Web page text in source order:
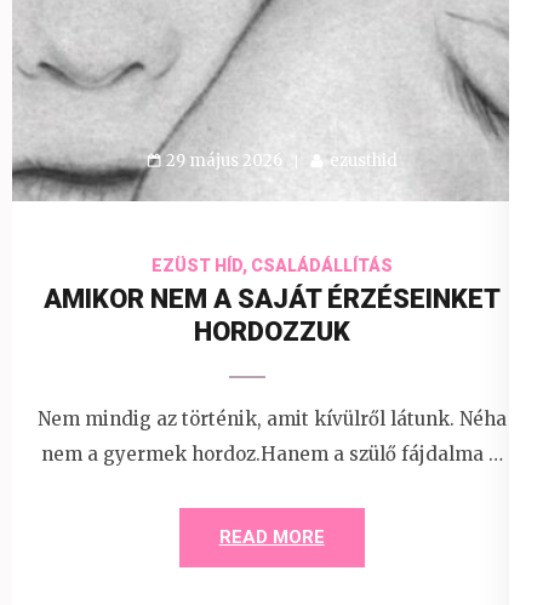
29 május 2026 ezusthid
EZÜST HÍD, CSALÁDÁLLÍTÁS
AMIKOR NEM A SAJÁT ÉRZÉSEINKET
HORDOZZUK
Nem mindig az történik, amit kívülről látunk. Néha
nem a gyermek hordoz.Hanem a szülő fájdalma …
READ MORE